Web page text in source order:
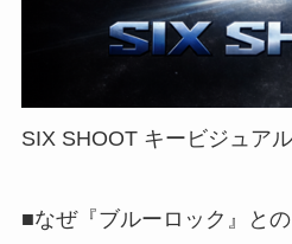
SIX SHOOT キービジュアル
■なぜ『ブルーロック』と